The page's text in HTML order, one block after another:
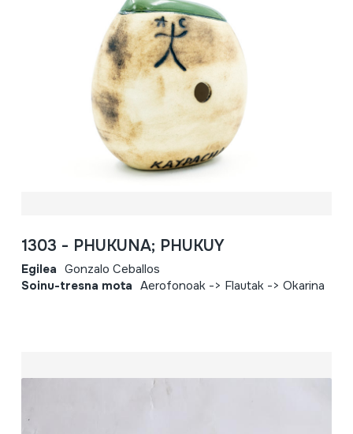
1303 - PHUKUNA; PHUKUY
Egilea Gonzalo Ceballos
Soinu-tresna mota Aerofonoak -> Flautak -> Okarina